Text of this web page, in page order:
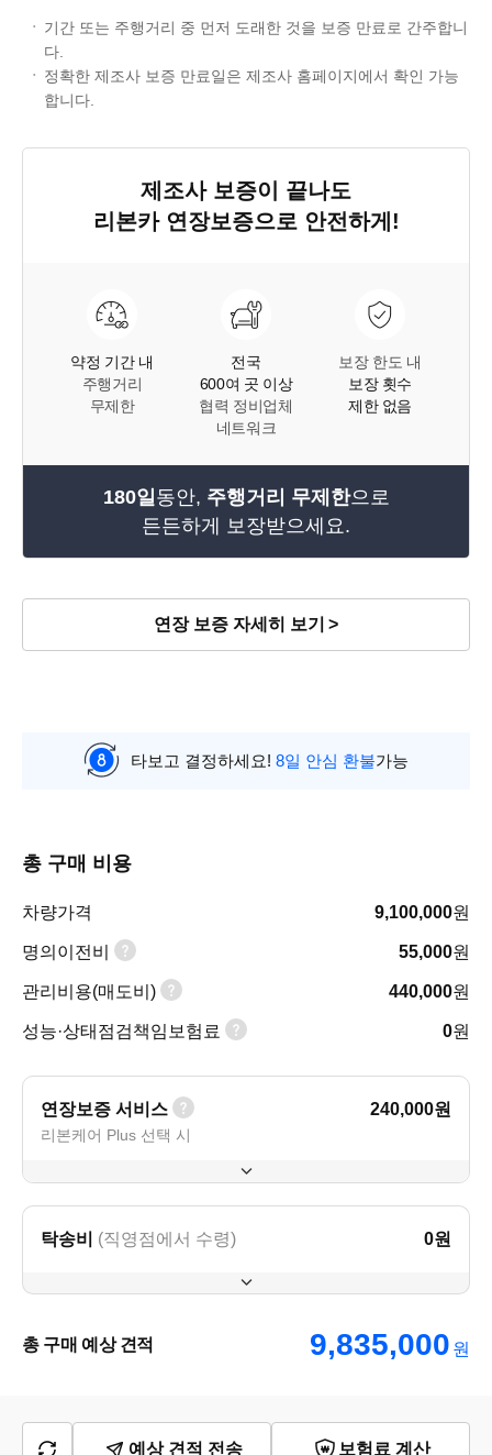
기간 또는 주행거리 중 먼저 도래한 것을 보증 만료로 간주합니
다.
정확한 제조사 보증 만료일은 제조사 홈페이지에서 확인 가능
합니다.
제조사 보증이 끝나도
리본카 연장보증으로 안전하게!
약정 기간 내
주행거리
무제한
전국
600여 곳 이상
협력 정비업체
네트워크
보장 한도 내
보장 횟수
제한 없음
180일동안, 주행거리 무제한으로
든든하게 보장받으세요.
연장 보증 자세히 보기
타보고 결정하세요! 8일 안심 환불가능
총 구매 비용
차량가격 9,100,000원
명의이전비 55,000원
관리비용(매도비) 440,000원
성능·상태점검책임보험료 0원
연장보증 서비스 240,000원
리본케어 Plus 선택 시
탁송비 (직영점에서 수령) 0원
총 구매 예상 견적 9,835,000 원
예상 견적 전송 보험료 계산